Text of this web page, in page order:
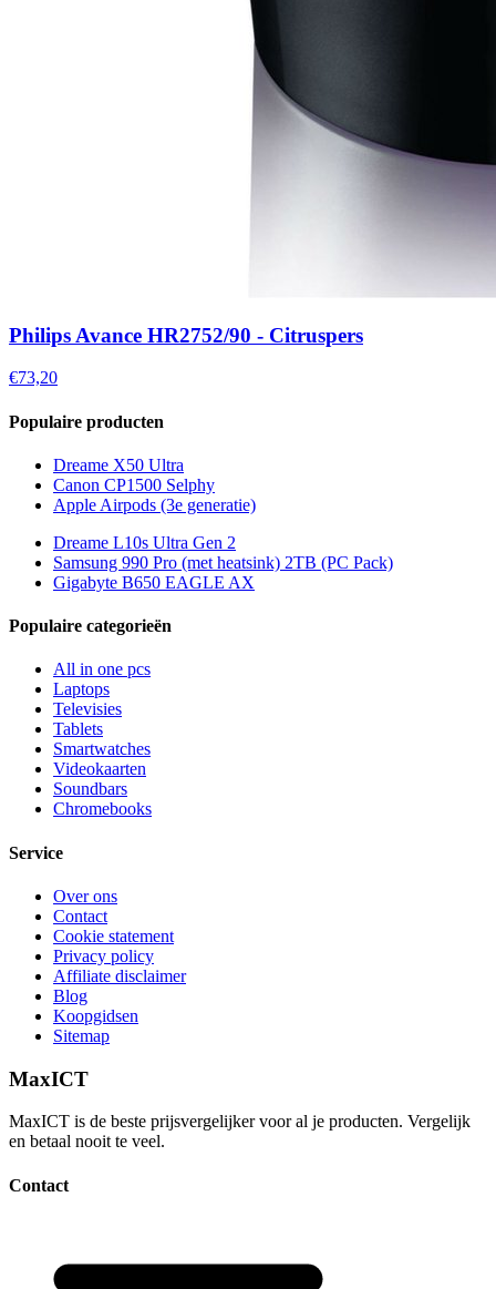
Philips Avance HR2752/90 - Citruspers
€73,20
Populaire producten
Dreame X50 Ultra
Canon CP1500 Selphy
Apple Airpods (3e generatie)
Dreame L10s Ultra Gen 2
Samsung 990 Pro (met heatsink) 2TB (PC Pack)
Gigabyte B650 EAGLE AX
Populaire categorieën
All in one pcs
Laptops
Televisies
Tablets
Smartwatches
Videokaarten
Soundbars
Chromebooks
Service
Over ons
Contact
Cookie statement
Privacy policy
Affiliate disclaimer
Blog
Koopgidsen
Sitemap
MaxICT
MaxICT is de beste prijsvergelijker voor al je producten. Vergelijk
en betaal nooit te veel.
Contact